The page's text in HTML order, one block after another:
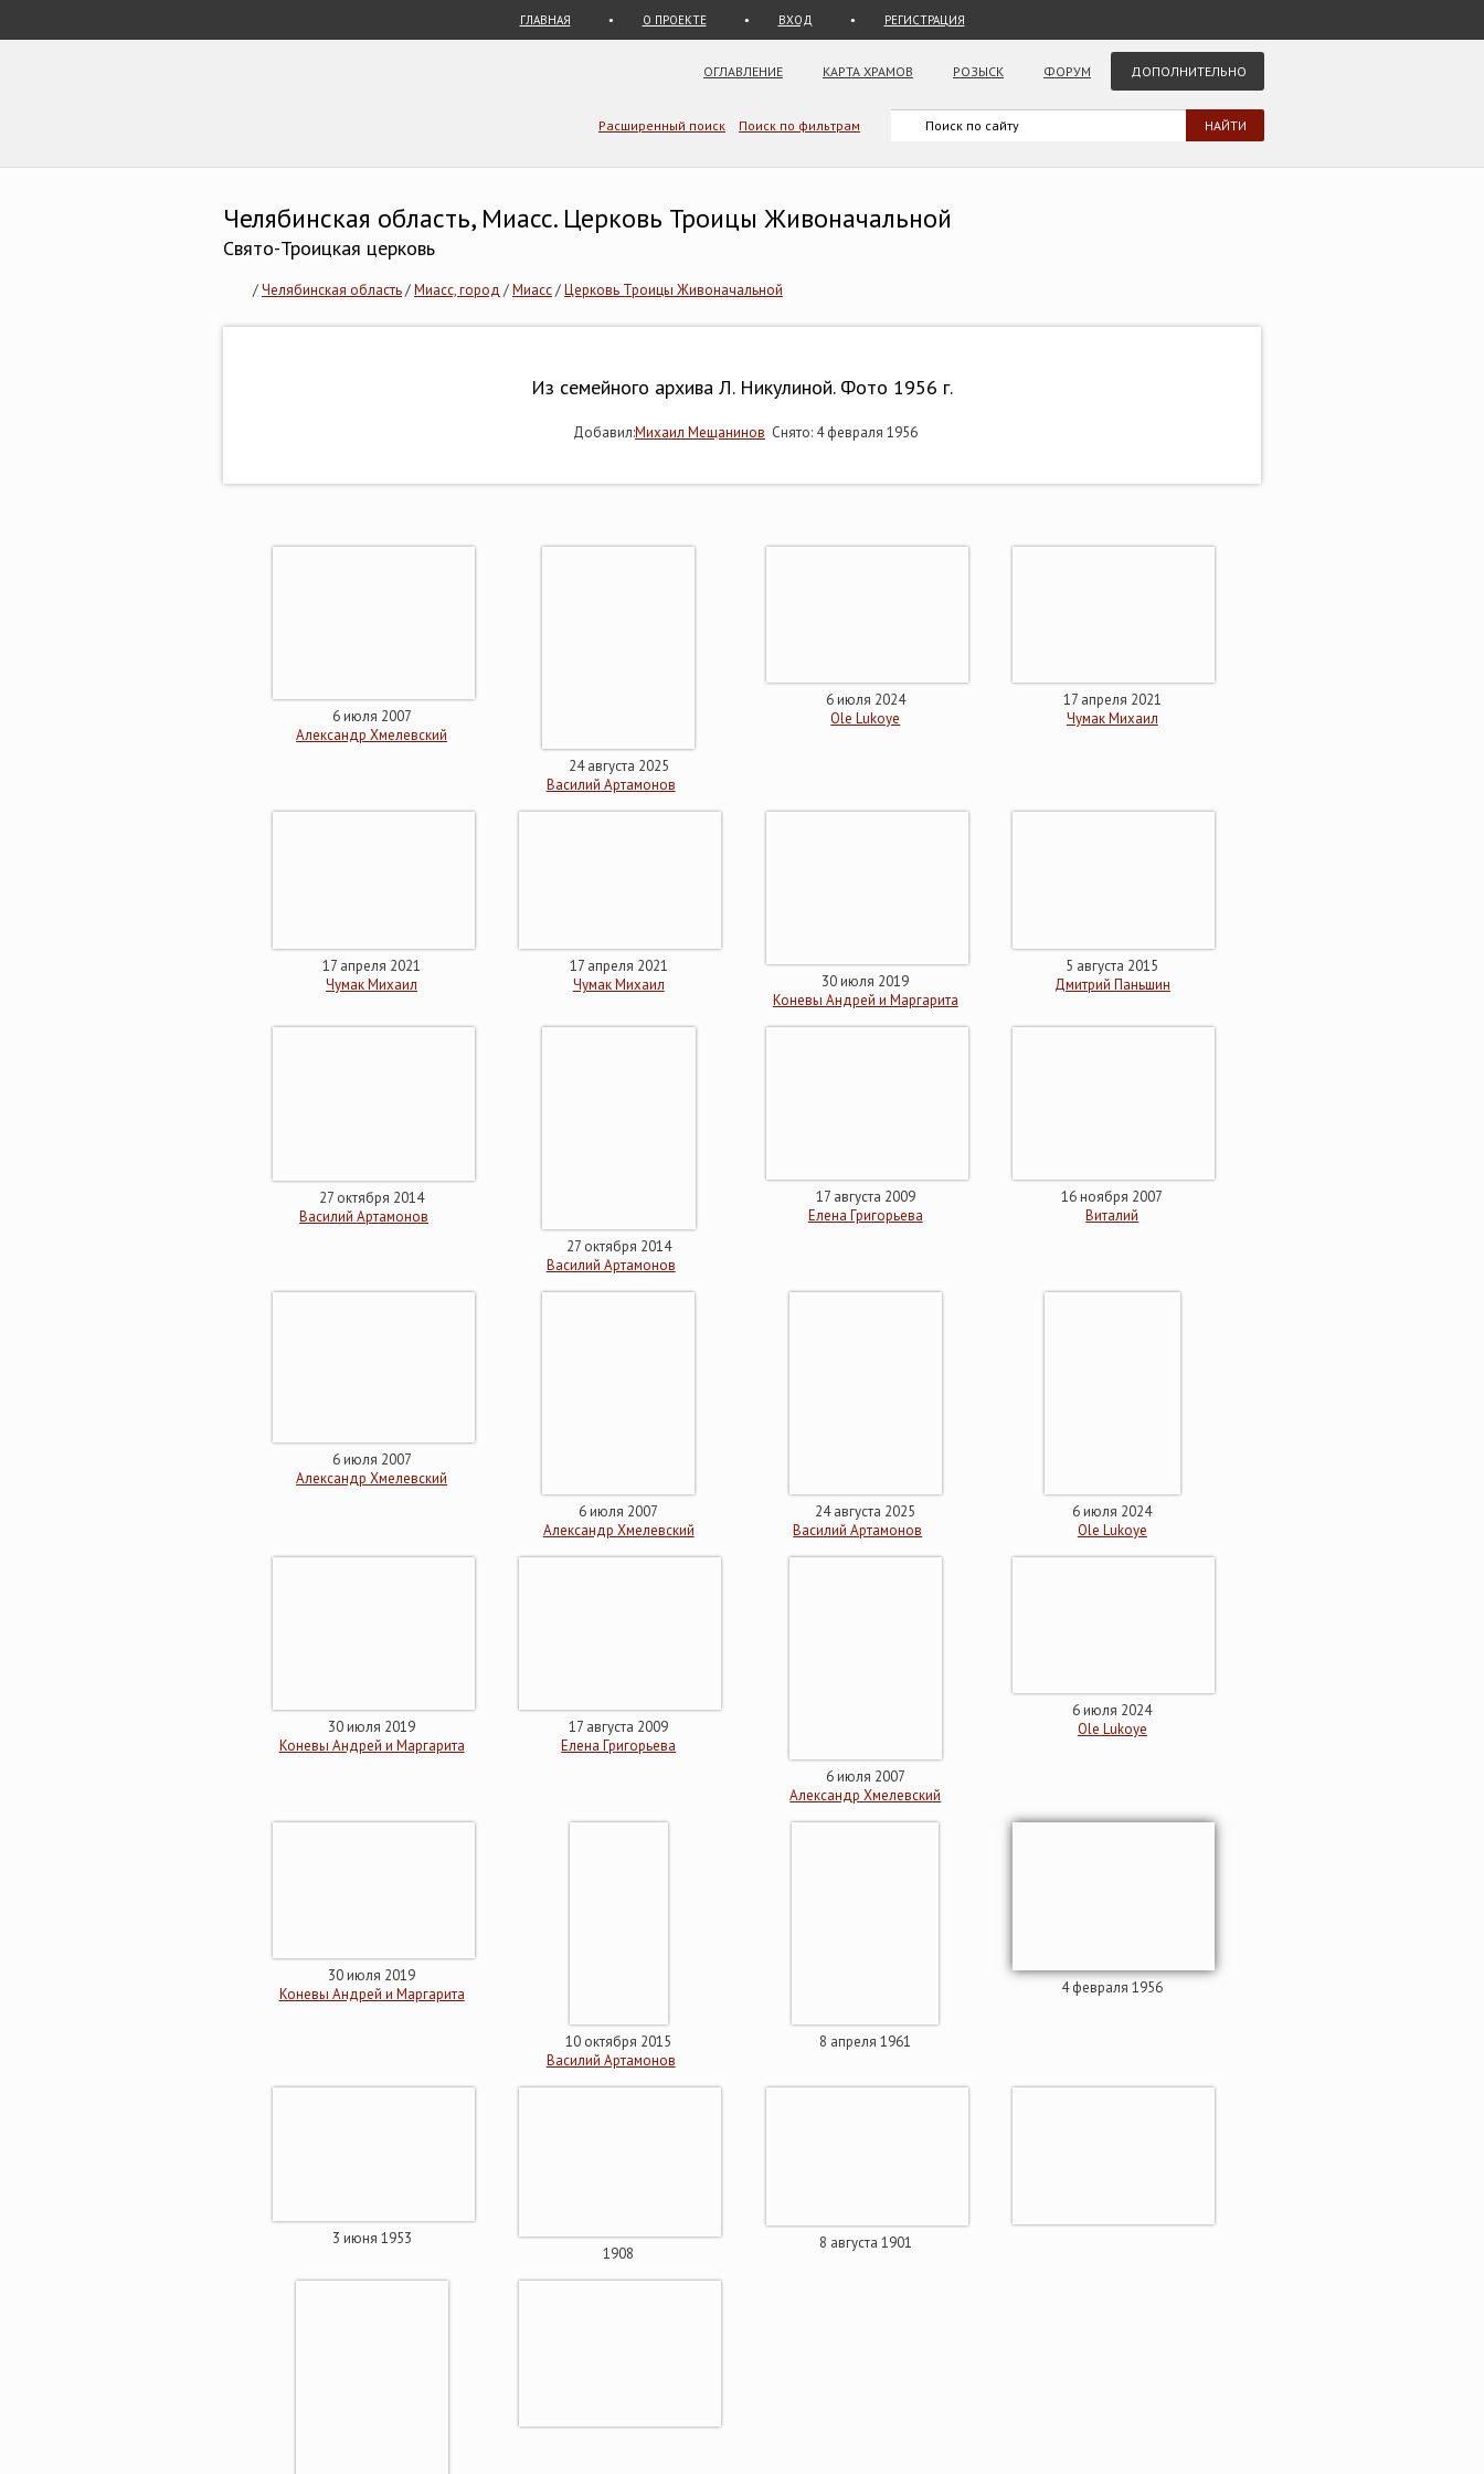
ГЛАВНАЯ О ПРОЕКТЕ ВХОД РЕГИСТРАЦИЯ
ОГЛАВЛЕНИЕ КАРТА ХРАМОВ РОЗЫСК ФОРУМ ДОПОЛНИТЕЛЬНО
Расширенный поиск Поиск по фильтрам
Челябинская область, Миасс. Церковь Троицы Живоначальной
Свято-Троицкая церковь
/Челябинская область/Миасс, город /Миасс/Церковь Троицы Живоначальной
Из семейного архива Л. Никулиной. Фото 1956 г.
Добавил:Михаил Мещанинов Снято: 4 февраля 1956
6 июля 2007
Александр Хмелевский
24 августа 2025
Василий Артамонов
6 июля 2024
Ole Lukoye
17 апреля 2021
Чумак Михаил
17 апреля 2021
Чумак Михаил
17 апреля 2021
Чумак Михаил
30 июля 2019
Коневы Андрей и Маргарита
5 августа 2015
Дмитрий Паньшин
27 октября 2014
Василий Артамонов
27 октября 2014
Василий Артамонов
17 августа 2009
Елена Григорьева
16 ноября 2007
Виталий
6 июля 2007
Александр Хмелевский
6 июля 2007
Александр Хмелевский
24 августа 2025
Василий Артамонов
6 июля 2024
Ole Lukoye
30 июля 2019
Коневы Андрей и Маргарита
17 августа 2009
Елена Григорьева
6 июля 2007
Александр Хмелевский
6 июля 2024
Ole Lukoye
30 июля 2019
Коневы Андрей и Маргарита
10 октября 2015
Василий Артамонов
8 апреля 1961
4 февраля 1956
3 июня 1953
1908
8 августа 1901